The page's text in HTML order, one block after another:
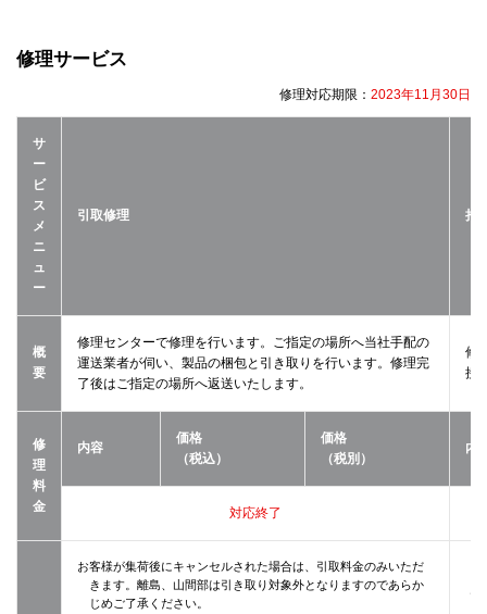
修理サービス
修理対応期限： 2023年11月30日
サ
ー
ビ
ス
メ
ニ
ュ
ー
引取修理 持
概
要
修理センターで修理を行います。ご指定の場所へ当社手配の
運送業者が伺い、製品の梱包と引き取りを行います。修理完
了後はご指定の場所へ返送いたします。
修
接
修
理
料
金
内容
価格
（税込）
価格
（税別）
内
対応終了
お客様が集荷後にキャンセルされた場合は、引取料金のみいただ
きます。離島、山間部は引き取り対象外となりますのであらか
じめご了承ください。
・